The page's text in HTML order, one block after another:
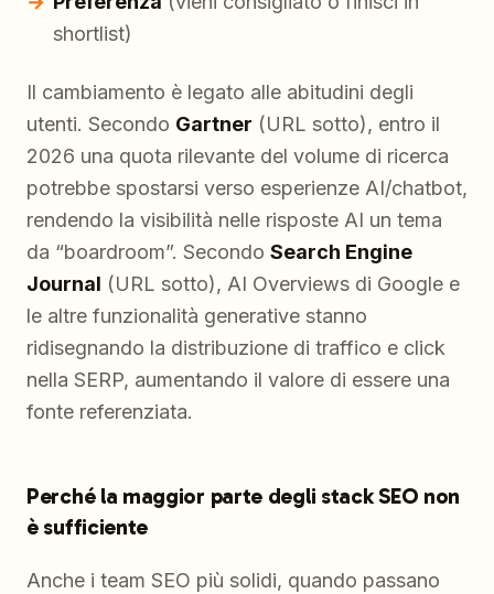
shortlist)
Il cambiamento è legato alle abitudini degli
utenti. Secondo Gartner (URL sotto), entro il
2026 una quota rilevante del volume di ricerca
potrebbe spostarsi verso esperienze AI/chatbot,
rendendo la visibilità nelle risposte AI un tema
da “boardroom”. Secondo Search Engine
Journal (URL sotto), AI Overviews di Google e
le altre funzionalità generative stanno
ridisegnando la distribuzione di traffico e click
nella SERP, aumentando il valore di essere una
fonte referenziata.
Perché la maggior parte degli stack SEO non
è sufficiente
Anche i team SEO più solidi, quando passano